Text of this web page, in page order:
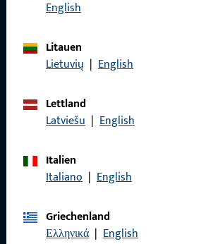
English
Litauen
Lietuvių | English
Lettland
Latviešu | English
Italien
Italiano | English
Griechenland
Ελληνικά | English
Impressum